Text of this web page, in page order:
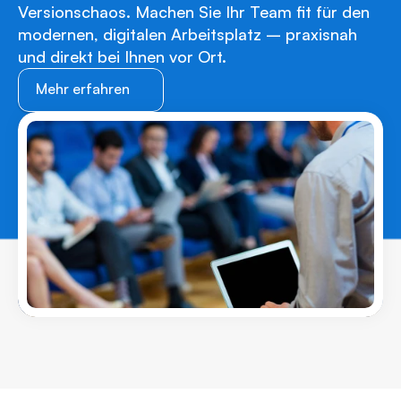
Versionschaos. Machen Sie Ihr Team fit für den
modernen, digitalen Arbeitsplatz – praxisnah
und direkt bei Ihnen vor Ort.
Mehr erfahren